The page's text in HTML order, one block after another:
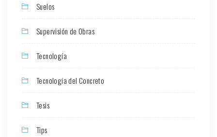
Suelos
Supervisión de Obras
Tecnología
Tecnología del Concreto
Tesis
Tips